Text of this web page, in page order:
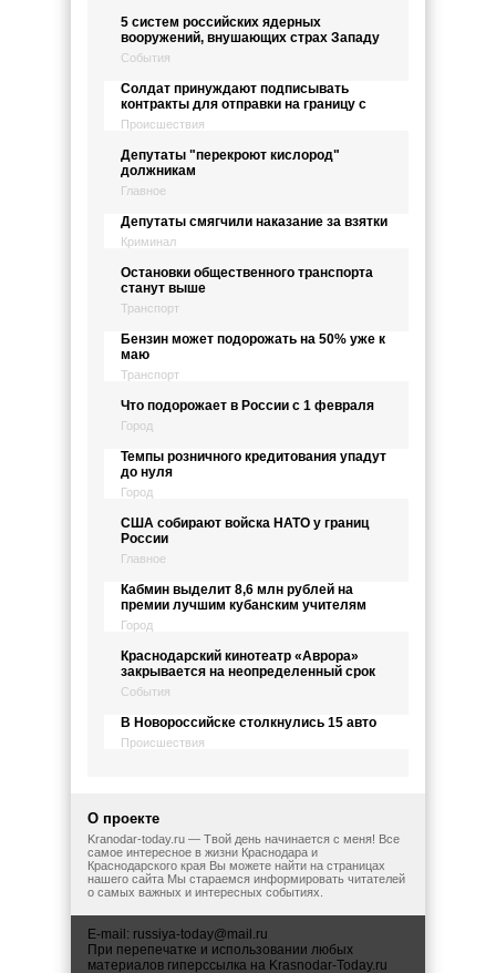
5 систем российских ядерных
вооружений, внушающих страх Западу
События
Солдат принуждают подписывать
контракты для отправки на границу с
Происшествия
Депутаты "перекроют кислород"
должникам
Главное
Депутаты смягчили наказание за взятки
Криминал
Остановки общественного транспорта
станут выше
Транспорт
Бензин может подорожать на 50% уже к
маю
Транспорт
Что подорожает в России с 1 февраля
Город
Темпы розничного кредитования упадут
до нуля
Город
США собирают войска НАТО у границ
России
Главное
Кабмин выделит 8,6 млн рублей на
премии лучшим кубанским учителям
Город
Краснодарский кинотеатр «Аврора»
закрывается на неопределенный срок
События
В Новороссийске столкнулись 15 авто
Происшествия
О проекте
Kranodar-today.ru — Твой день начинается с меня! Все
самое интересное в жизни Краснодара и
Краснодарского края Вы можете найти на страницах
нашего сайта Мы стараемся информировать читателей
о самых важных и интересных событиях.
E-mail: russiya-today@mail.ru
При перепечатке и использовании любых
материалов гиперссылка на Krasnodar-Today.ru